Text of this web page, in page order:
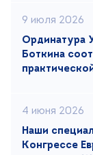
9 июля 2026
Ординатура
Боткина
4 июня 2026
Наши
Конгрессе